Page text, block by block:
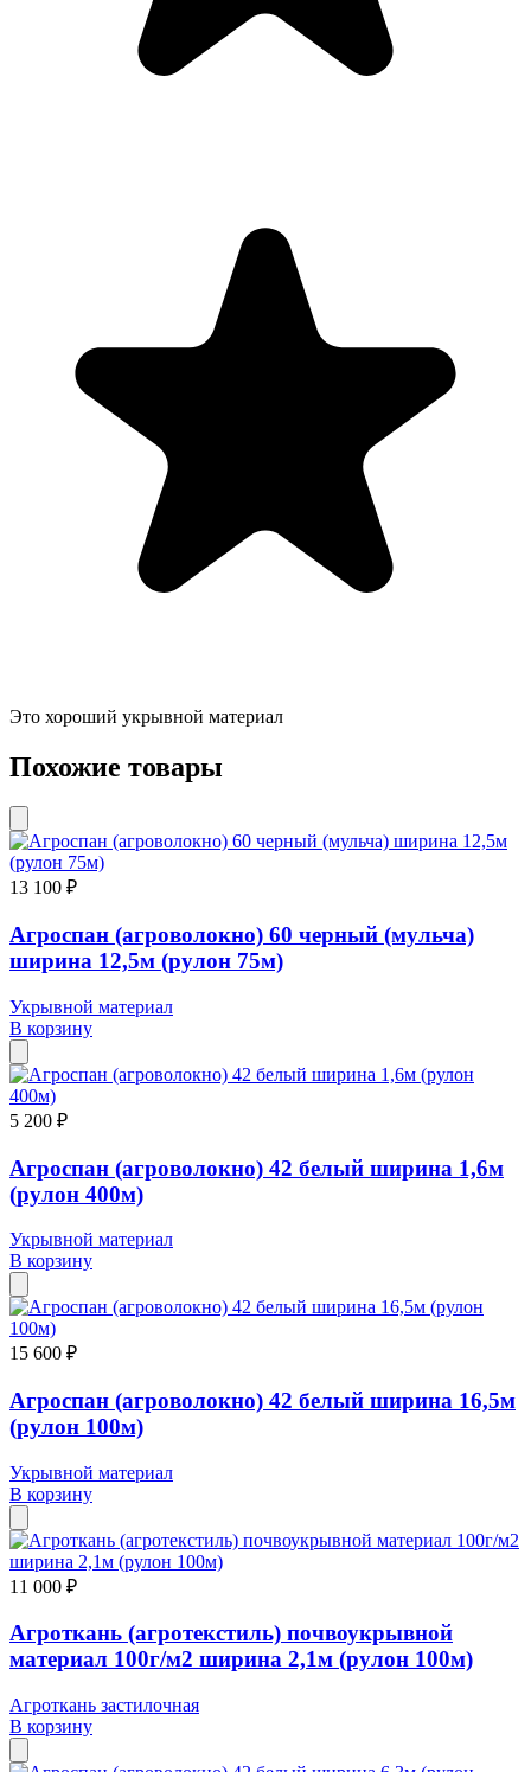
Это хороший укрывной материал
Похожие товары
13 100 ₽
Агроспан (агроволокно) 60 черный (мульча)
ширина 12,5м (рулон 75м)
Укрывной материал
В корзину
5 200 ₽
Агроспан (агроволокно) 42 белый ширина 1,6м
(рулон 400м)
Укрывной материал
В корзину
15 600 ₽
Агроспан (агроволокно) 42 белый ширина 16,5м
(рулон 100м)
Укрывной материал
В корзину
11 000 ₽
Агроткань (агротекстиль) почвоукрывной
материал 100г/м2 ширина 2,1м (рулон 100м)
Агроткань застилочная
В корзину